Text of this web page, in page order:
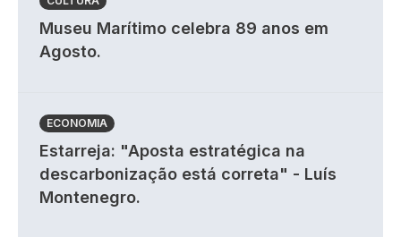
Museu Marítimo celebra 89 anos em
Agosto.
ECONOMIA
Estarreja: "Aposta estratégica na
descarbonização está correta" - Luís
Montenegro.